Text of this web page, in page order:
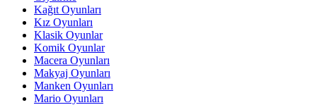
Kağıt Oyunları
Kız Oyunları
Klasik Oyunlar
Komik Oyunlar
Macera Oyunları
Makyaj Oyunları
Manken Oyunları
Mario Oyunları